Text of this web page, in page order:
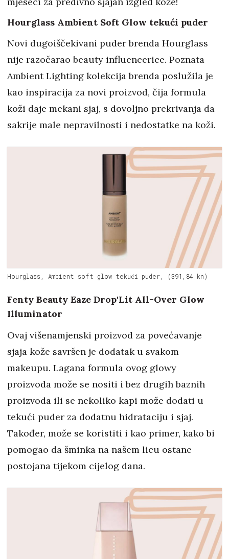
Hourglass Ambient Soft Glow tekući puder
Novi dugoiščekivani puder brenda Hourglass
nije razočarao beauty influencerice. Poznata
Ambient Lighting kolekcija brenda poslužila je
kao inspiracija za novi proizvod, čija formula
koži daje mekani sjaj, s dovoljno prekrivanja da
sakrije male nepravilnosti i nedostatke na koži.
Hourglass, Ambient soft glow tekući puder, (391,84 kn)
Fenty Beauty Eaze Drop'Lit All-Over Glow
Illuminator
Ovaj višenamjenski proizvod za povećavanje
sjaja kože savršen je dodatak u svakom
makeupu. Lagana formula ovog glowy
proizvoda može se nositi i bez drugih baznih
proizvoda ili se nekoliko kapi može dodati u
tekući puder za dodatnu hidrataciju i sjaj.
Također, može se koristiti i kao primer, kako bi
pomogao da šminka na našem licu ostane
postojana tijekom cijelog dana.